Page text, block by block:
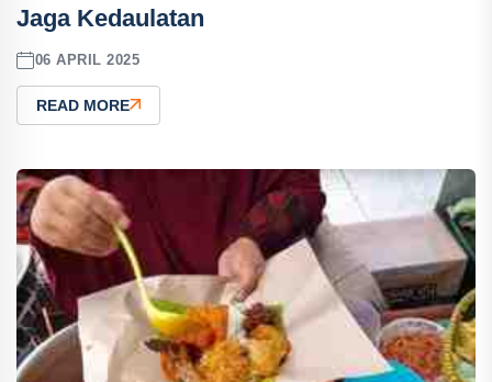
Jaga Kedaulatan
06 APRIL 2025
READ MORE